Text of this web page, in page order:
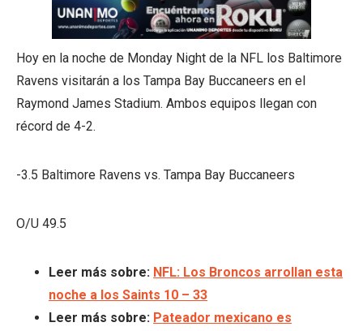
Hoy en la noche de Monday Night de la NFL los Baltimore
Ravens visitarán a los Tampa Bay Buccaneers en el
Raymond James Stadium. Ambos equipos llegan con
récord de 4-2.
-3.5 Baltimore Ravens vs. Tampa Bay Buccaneers
O/U 49.5
Leer más sobre: NFL: Los Broncos arrollan esta
noche a los Saints 10 – 33
Leer más sobre: Pateador mexicano es